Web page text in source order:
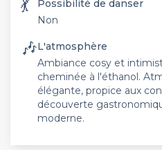
💃
Possibilité de danser
Non
🎶L'atmosphère
Ambiance cosy et
cheminée à l'éthanol.
élégante, propice aux
découverte
moderne.